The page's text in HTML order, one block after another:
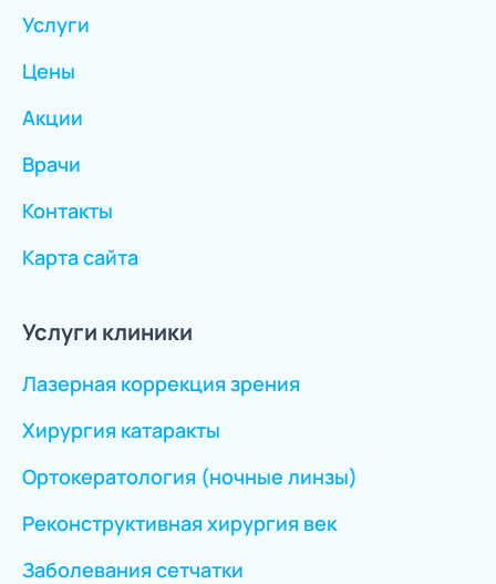
Услуги
Цены
Акции
Врачи
Контакты
Карта сайта
Услуги клиники
Лазерная коррекция зрения
Хирургия катаракты
Ортокератология (ночные линзы)
Реконструктивная хирургия век
Заболевания сетчатки